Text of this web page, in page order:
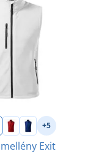
+5
Exit